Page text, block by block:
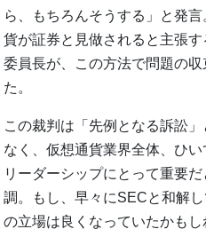
ら、もちろんそうする」と発
貨が証券と見做されると主張
委員長が、この方法で問題の
た。
この裁判は「先例となる訴訟
なく、仮想通貨業界全体、ひ
リーダーシップにとって重要
調。もし、早々にSECと和解
の立場は良くなっていたかも